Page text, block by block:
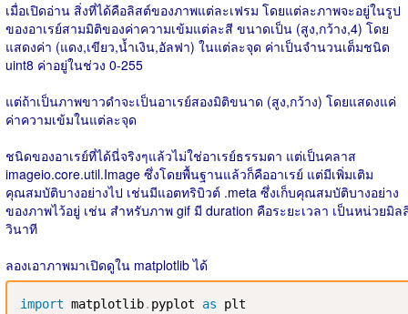
เมื่อเปิดอ่าน สิ่งที่ได้คือลิสต์ของภาพแต่ละเฟรม โดยแต่ละภาพจะอยู่ในรูป
ของอาเรย์สามมิติของค่าความเข้มแต่ละสี ขนาดเป็น (สูง,กว้าง,4) โดย
แสดงค่า (แดง,เขียว,น้ำเงิน,อัลฟา) ในแต่ละจุด ค่าเป็นจำนวนเต็มชนิด
uint8 ค่าอยู่ในช่วง 0-255
แต่ถ้าเป็นภาพขาวดำจะเป็นอาเรย์สองมิติขนาด (สูง,กว้าง) โดยแสดงแค่
ค่าความเข้มในแต่ละจุด
ชนิดของอาเรย์ที่ได้นี่จริงๆแล้วไม่ใช่อาเรย์ธรรมดา แต่เป็นคลาส
imageio.core.util.Image ซึ่งโดยพื้นฐานแล้วก็คืออาเรย์ แต่มีเพิ่มเติม
คุณสมบัติบางอย่างไป เช่นมีแอตทริบิวต์ .meta ซึ่งเก็บคุณสมบัติบางอย่าง
ของภาพไว้อยู่ เช่น สำหรับภาพ gif มี duration คือระยะเวลา เป็นหน่วยมิล
วินาที
ลองเอาภาพมาเปิดดูใน matplotlib ได้
import matplotlib. pyplot as plt